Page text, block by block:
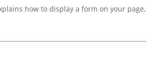
how to display a form on your page,